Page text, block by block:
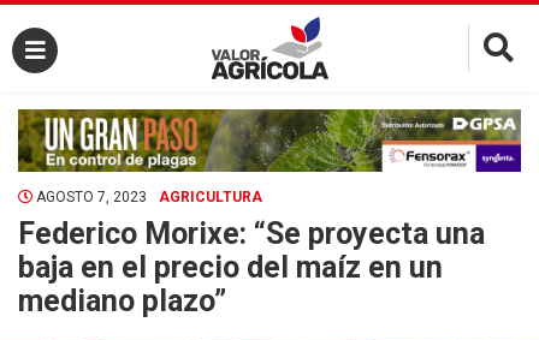
×
AGOSTO 7, 2023 AGRICULTURA
Federico Morixe: “Se proyecta una
baja en el precio del maíz en un
mediano plazo”